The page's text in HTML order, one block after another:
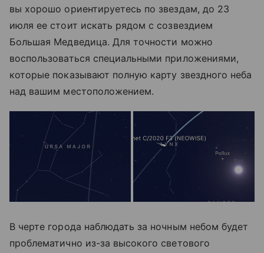
вы хорошо ориентируетесь по звездам, до 23
июля ее стоит искать рядом с созвездием
Большая Медведица. Для точности можно
воспользоваться специальными приложениями,
которые показывают полную карту звездного неба
над вашим местоположением.
В черте города наблюдать за ночным небом будет
проблематично из-за высокого светового